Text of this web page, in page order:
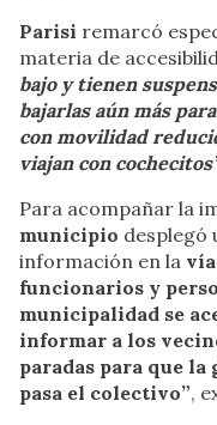
Parisi remarcó
materia de
bajo y tienen
bajarlas aún más
con movilidad
viajan con
Para acompañar la
municipio desplegó
información en la
funcionarios y
municipalidad se
informar a los
paradas para que la
pasa el colectivo”,